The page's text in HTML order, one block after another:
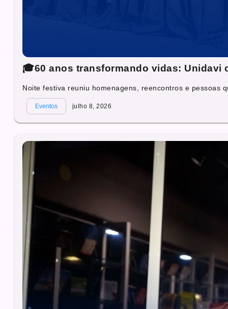
🎓60 anos transformando vidas: Unidavi
Noite festiva reuniu homenagens, reencontros e pessoas
Eventos julho 8, 2026